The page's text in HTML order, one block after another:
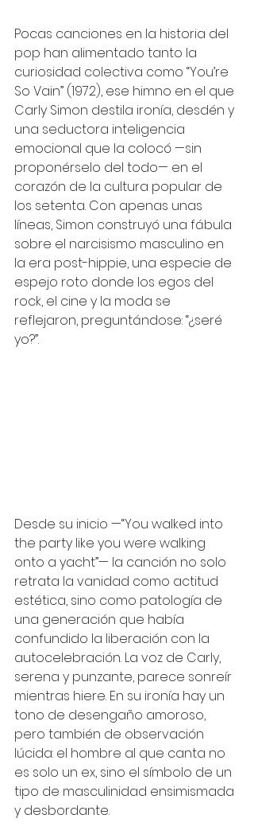
Pocas canciones en la historia del
pop han alimentado tanto la
curiosidad colectiva como “You’re
So Vain” (1972), ese himno en el que
Carly Simon destila ironía, desdén y
una seductora inteligencia
emocional que la colocó —sin
proponérselo del todo— en el
corazón de la cultura popular de
los setenta. Con apenas unas
líneas, Simon construyó una fábula
sobre el narcisismo masculino en
la era post-hippie, una especie de
espejo roto donde los egos del
rock, el cine y la moda se
reflejaron, preguntándose: “¿seré
yo?”.
Desde su inicio —“You walked into
the party like you were walking
onto a yacht”— la canción no solo
retrata la vanidad como actitud
estética, sino como patología de
una generación que había
confundido la liberación con la
autocelebración. La voz de Carly,
serena y punzante, parece sonreír
mientras hiere. En su ironía hay un
tono de desengaño amoroso,
pero también de observación
lúcida: el hombre al que canta no
es solo un ex, sino el símbolo de un
tipo de masculinidad ensimismada
y desbordante.